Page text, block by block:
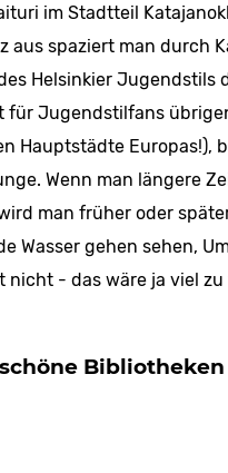
im Stadtteil
aus spaziert man durch
Helsinkier Jugendstils
für Jugendstilfans
Hauptstädte Europas!),
Wenn man längere
man früher oder
Wasser gehen sehen,
nicht - das wäre ja viel zu
Bibliotheken